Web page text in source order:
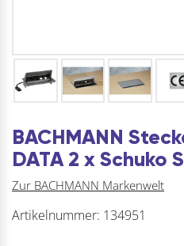
BACHMANN
DATA 2 x Schuko
Zur BACHMANN Markenwelt
Artikelnummer: 134951